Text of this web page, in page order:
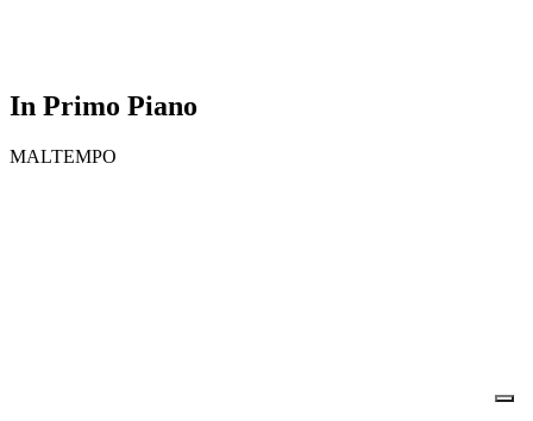
In Primo Piano
MALTEMPO